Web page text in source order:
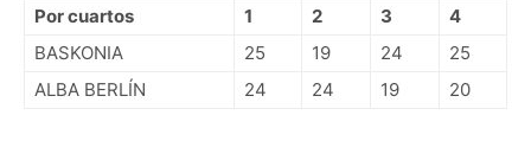
Por cuartos 1 2 3
4
BASKONIA
25 19 24
25
ALBA BERLÍN
24 24 19 20